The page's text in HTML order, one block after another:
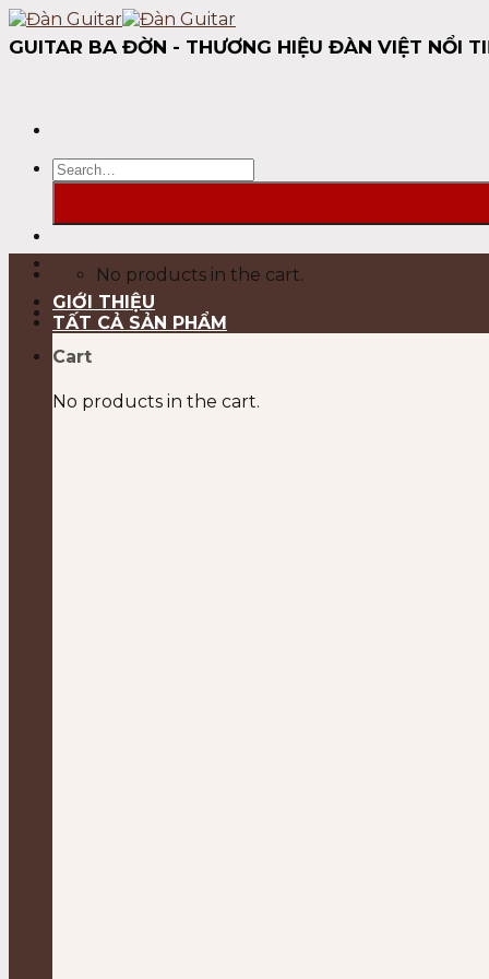
Skip
to
content
GUITAR BA ĐỜN - THƯƠNG HIỆU ĐÀN VIỆT NỔI
Search
for:
No products in the cart.
Cart
No products in the cart.
GIỚI THIỆU
TẤT CẢ SẢN PHẨM